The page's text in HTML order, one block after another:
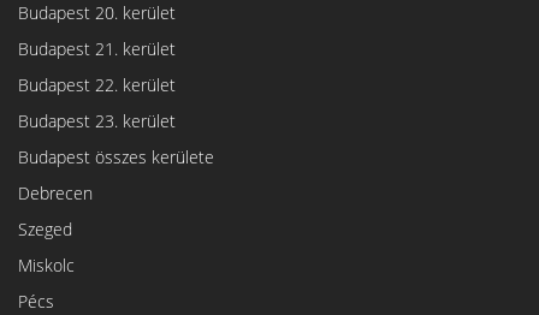
Budapest 20. kerület
Budapest 21. kerület
Budapest 22. kerület
Budapest 23. kerület
Budapest összes kerülete
Debrecen
Szeged
Miskolc
Pécs